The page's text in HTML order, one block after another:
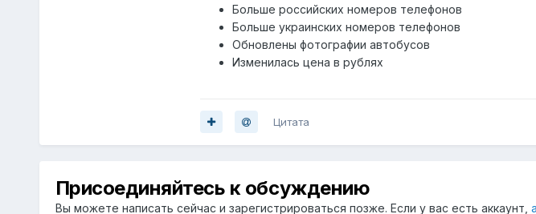
Больше российских номеров телефонов
Больше украинских номеров телефонов
Обновлены фотографии автобусов
Изменилась цена в рублях
Цитата
Присоединяйтесь к обсуждению
Вы можете написать сейчас и зарегистрироваться позже. Если у вас есть аккаунт,